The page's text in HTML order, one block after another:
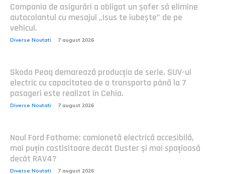
Compania de asigurări a obligat un șofer să elimine
autocolantul cu mesajul „Isus te iubește” de pe
vehicul.
Diverse Noutati 7 august 2026
Skoda Peaq demarează producția de serie. SUV-ul
electric cu capacitatea de a transporta până la 7
pasageri este realizat în Cehia.
Diverse Noutati 7 august 2026
Noul Ford Fathome: camionetă electrică accesibilă,
mai puțin costisitoare decât Duster și mai spațioasă
decât RAV4?
Diverse Noutati 7 august 2026